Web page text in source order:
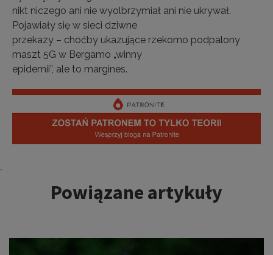
nikt niczego ani nie wyolbrzymiał ani nie ukrywał.
Pojawiały się w sieci dziwne
przekazy – choćby ukazujące rzekomo podpalony
maszt 5G w Bergamo „winny
epidemii”, ale to margines.
`
Powiązane artykuły